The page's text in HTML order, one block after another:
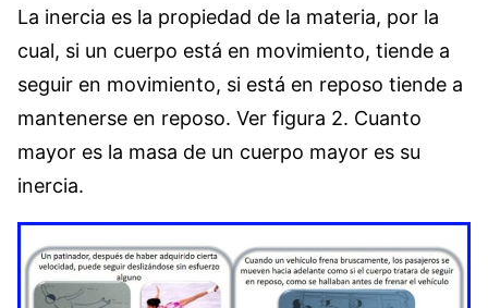
La inercia es la propiedad de la materia, por la
cual, si un cuerpo está en movimiento, tiende a
seguir en movimiento, si está en reposo tiende a
mantenerse en reposo. Ver figura 2. Cuanto
mayor es la masa de un cuerpo mayor es su
inercia.